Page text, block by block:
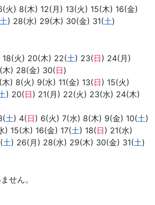
火) 8(木) 12(月) 13(火) 15(木) 16(金)
土) 28(水) 29(木) 30(金) 31(土)
18(火) 20(木) 22(土) 23(日) 24(月)
) 28(金) 30(日)
) 8(火) 9(水) 11(金) 13(日) 15(火)
) 20(日) 21(月) 22(火) 23(水) 24(木)
土) 4(日) 6(火) 7(水) 8(木) 9(金) 10(土)
) 15(木) 16(金) 17(土) 18(日) 21(水)
土) 26(月) 28(水) 29(木) 30(金) 31(土)
せん。